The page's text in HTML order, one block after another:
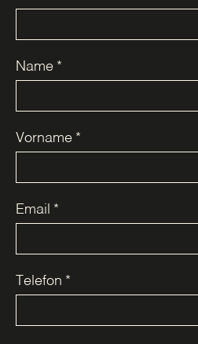
Name *
Vorname *
Email *
Telefon *